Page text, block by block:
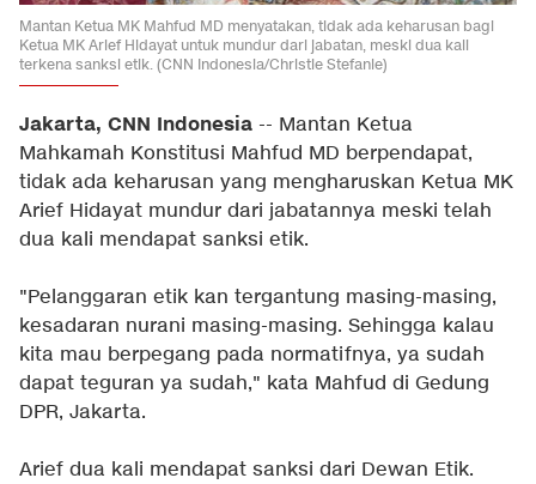
Mantan Ketua MK Mahfud MD menyatakan, tidak ada keharusan bagi
Ketua MK Arief Hidayat untuk mundur dari jabatan, meski dua kali
terkena sanksi etik. (CNN Indonesia/Christie Stefanie)
Jakarta, CNN Indonesia -- Mantan Ketua
Mahkamah Konstitusi Mahfud MD berpendapat,
tidak ada keharusan yang mengharuskan Ketua MK
Arief Hidayat mundur dari jabatannya meski telah
dua kali mendapat sanksi etik.
"Pelanggaran etik kan tergantung masing-masing,
kesadaran nurani masing-masing. Sehingga kalau
kita mau berpegang pada normatifnya, ya sudah
dapat teguran ya sudah," kata Mahfud di Gedung
DPR, Jakarta.
Arief dua kali mendapat sanksi dari Dewan Etik.